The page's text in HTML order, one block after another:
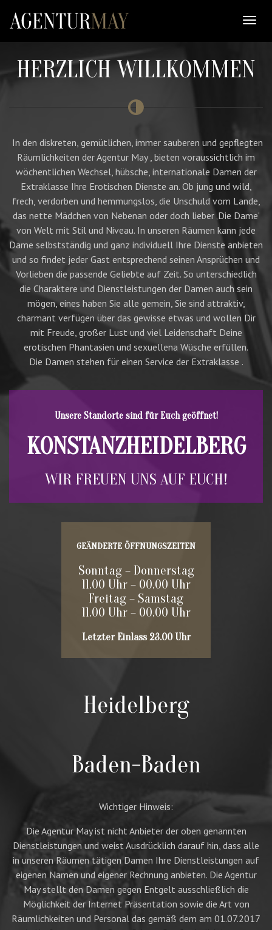
HERZLICH WILLKOMMEN
In den diskreten, gemütlichen, immer sauberen und gepflegten
Räumlichkeiten der Agentur May , bieten voraussichtlich im
wöchentlichen Wechsel, hübsche, internationale Damen der
Extraklasse Ihre Erotischen Dienste an. Ob jung und wild,
frech, verdorben und hemmungslos, die Unschuld vom Lande,
das nette Mädchen von Nebenan oder doch lieber ‚Die Dame‘
von Welt mit Stil und Niveau. In unseren Räumen kann jede
Dame selbstständig und ganz individuell Ihre Dienste anbieten
und so findet jeder Gast entsprechend seinen Ansprüchen und
Vorlieben die passende Geliebte auf Zeit. So unterschiedlich
die Charaktere und Dienstleistungen der Damen auch sein
mögen, eines haben Sie alle gemein, Sie sind attraktiv,
charmant verfügen über das gewisse etwas und wollen Dir
mit Freude, großer Lust und viel Leidenschaft Deine
erotischen Phantasien und sexuellena Wüsche erfüllen.
Die Damen stehen für einen Service der Extraklasse .
Unsere Standorte sind für Euch geöffnet!
KONSTANZHEIDELBERG
WIR FREUEN UNS AUF EUCH!
GEÄNDERTE ÖFFNUNGSZEITEN
Sonntag – Donnerstag
11.00 Uhr – 00.00 Uhr
Freitag – Samstag
11.00 Uhr – 00.00 Uhr
Letzter Einlass 23.00 Uhr
Heidelberg
Baden-Baden
Wichtiger Hinweis:
Die Agentur May ist nicht Anbieter der oben genannten
Dienstleistungen und weist Ausdrücklich darauf hin, dass alle
in unseren Räumen tätigen Damen Ihre Dienstleistungen auf
eigenen Namen und eigener Rechnung anbieten. Die Agentur
May stellt den Damen gegen Entgelt ausschließlich die
Möglichkeit der Internet Präsentation sowie die Art von
Räumlichkeiten und Personal das gemäß dem am 01.07.2017